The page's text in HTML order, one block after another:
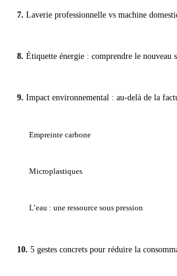
Laverie professionnelle vs machine
Étiquette énergie : comprendre le nouveau
Impact environnemental : au-delà de la
Empreinte carbone
Microplastiques
L’eau : une ressource sous pression
5 gestes concrets pour réduire la